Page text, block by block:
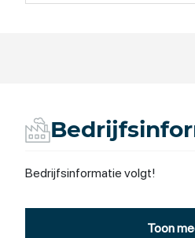
Bedrijfsinformatie volgt!
Toon